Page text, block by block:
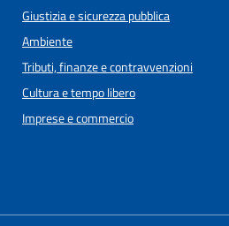
Giustizia e sicurezza pubblica
Ambiente
Tributi, finanze e contravvenzioni
Cultura e tempo libero
Imprese e commercio